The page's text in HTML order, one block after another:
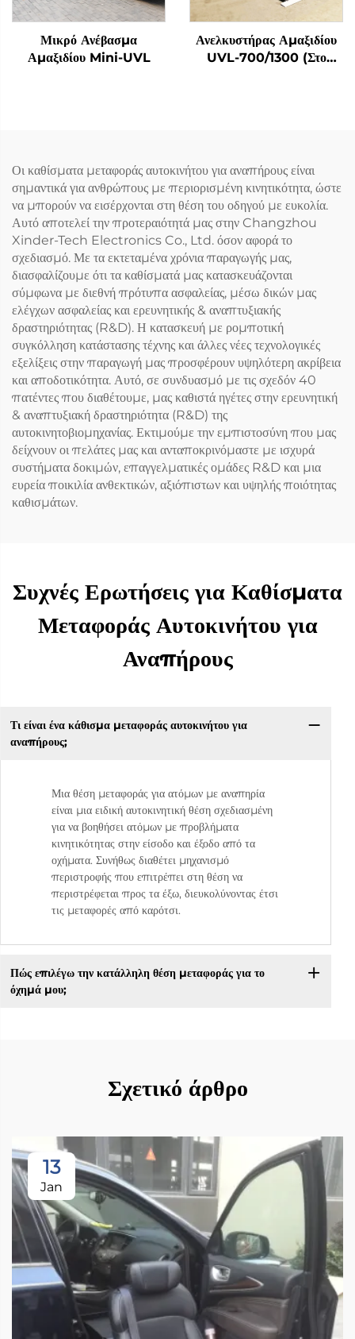
Μικρό Ανέβασμα
Αμαξιδίου Mini-UVL
Ανελκυστήρας Αμαξιδίου
UVL-700/1300 (Στο
Οι καθίσματα μεταφοράς αυτοκινήτου για αναπήρους είναι
σημαντικά για ανθρώπους με περιορισμένη κινητικότητα, ώστε
να μπορούν να εισέρχονται στη θέση του οδηγού με ευκολία.
Αυτό αποτελεί την προτεραιότητά μας στην Changzhou
Xinder-Tech Electronics Co., Ltd. όσον αφορά το
σχεδιασμό. Με τα εκτεταμένα χρόνια παραγωγής μας,
διασφαλίζουμε ότι τα καθίσματά μας κατασκευάζονται
σύμφωνα με διεθνή πρότυπα ασφαλείας, μέσω δικών μας
ελέγχων ασφαλείας και ερευνητικής & αναπτυξιακής
δραστηριότητας (R&D). Η κατασκευή με ρομποτική
συγκόλληση κατάστασης τέχνης και άλλες νέες τεχνολογικές
εξελίξεις στην παραγωγή μας προσφέρουν υψηλότερη ακρίβεια
και αποδοτικότητα. Αυτό, σε συνδυασμό με τις σχεδόν 40
πατέντες που διαθέτουμε, μας καθιστά ηγέτες στην ερευνητική
& αναπτυξιακή δραστηριότητα (R&D) της
αυτοκινητοβιομηχανίας. Εκτιμούμε την εμπιστοσύνη που μας
δείχνουν οι πελάτες μας και ανταποκρινόμαστε με ισχυρά
συστήματα δοκιμών, επαγγελματικές ομάδες R&D και μια
ευρεία ποικιλία ανθεκτικών, αξιόπιστων και υψηλής ποιότητας
καθισμάτων.
Συχνές Ερωτήσεις για Καθίσματα
Μεταφοράς Αυτοκινήτου για
Αναπήρους
Τι είναι ένα κάθισμα μεταφοράς αυτοκινήτου για
αναπήρους;
Μια θέση μεταφοράς για ατόμων με αναπηρία
είναι μια ειδική αυτοκινητική θέση σχεδιασμένη
για να βοηθήσει ατόμων με προβλήματα
κινητικότητας στην είσοδο και έξοδο από τα
οχήματα. Συνήθως διαθέτει μηχανισμό
περιστροφής που επιτρέπει στη θέση να
περιστρέφεται προς τα έξω, διευκολύνοντας έτσι
τις μεταφορές από καρότσι.
Πώς επιλέγω την κατάλληλη θέση μεταφοράς για το
όχημά μου;
Σχετικό άρθρο
13
Jan